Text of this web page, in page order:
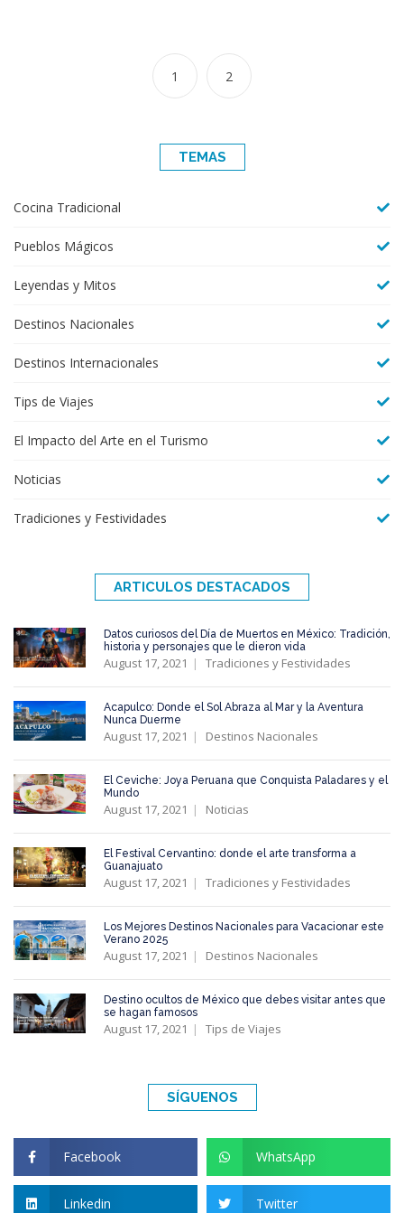
1 2
TEMAS
Cocina Tradicional
Pueblos Mágicos
Leyendas y Mitos
Destinos Nacionales
Destinos Internacionales
Tips de Viajes
El Impacto del Arte en el Turismo
Noticias
Tradiciones y Festividades
ARTICULOS DESTACADOS
Datos curiosos del Día de Muertos en México: Tradición,
historia y personajes que le dieron vida
August 17, 2021 Tradiciones y Festividades
Acapulco: Donde el Sol Abraza al Mar y la Aventura
Nunca Duerme
August 17, 2021 Destinos Nacionales
El Ceviche: Joya Peruana que Conquista Paladares y el
Mundo
August 17, 2021 Noticias
El Festival Cervantino: donde el arte transforma a
Guanajuato
August 17, 2021 Tradiciones y Festividades
Los Mejores Destinos Nacionales para Vacacionar este
Verano 2025
August 17, 2021 Destinos Nacionales
Destino ocultos de México que debes visitar antes que
se hagan famosos
August 17, 2021 Tips de Viajes
SÍGUENOS
Facebook WhatsApp
Linkedin Twitter